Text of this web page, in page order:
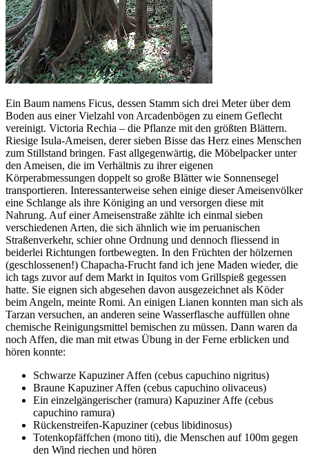
Ein Baum namens Ficus, dessen Stamm sich drei Meter über dem
Boden aus einer Vielzahl von Arcadenbögen zu einem Geflecht
vereinigt. Victoria Rechia – die Pflanze mit den größten Blättern.
Riesige Isula-Ameisen, derer sieben Bisse das Herz eines Menschen
zum Stillstand bringen. Fast allgegenwärtig, die Möbelpacker unter
den Ameisen, die im Verhältnis zu ihrer eigenen
Körperabmessungen doppelt so große Blätter wie Sonnensegel
transportieren. Interessanterweise sehen einige dieser Ameisenvölker
eine Schlange als ihre Königing an und versorgen diese mit
Nahrung. Auf einer Ameisenstraße zählte ich einmal sieben
verschiedenen Arten, die sich ähnlich wie im peruanischen
Straßenverkehr, schier ohne Ordnung und dennoch fliessend in
beiderlei Richtungen fortbewegten. In den Früchten der hölzernen
(geschlossenen!) Chapacha-Frucht fand ich jene Maden wieder, die
ich tags zuvor auf dem Markt in Iquitos vom Grillspieß gegessen
hatte. Sie eignen sich abgesehen davon ausgezeichnet als Köder
beim Angeln, meinte Romi. An einigen Lianen konnten man sich als
Tarzan versuchen, an anderen seine Wasserflasche auffüllen ohne
chemische Reinigungsmittel bemischen zu müssen. Dann waren da
noch Affen, die man mit etwas Übung in der Ferne erblicken und
hören konnte:
Schwarze Kapuziner Affen (cebus capuchino nigritus)
Braune Kapuziner Affen (cebus capuchino olivaceus)
Ein einzelgängerischer (ramura) Kapuziner Affe (cebus
capuchino ramura)
Rückenstreifen-Kapuziner (cebus libidinosus)
Totenkopfäffchen (mono titi), die Menschen auf 100m gegen
den Wind riechen und hören